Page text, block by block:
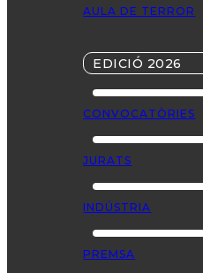
AULA DE TERROR
EDICIÓ 2026
CONVOCATÒRIES
JURATS
INDÚSTRIA
PREMSA